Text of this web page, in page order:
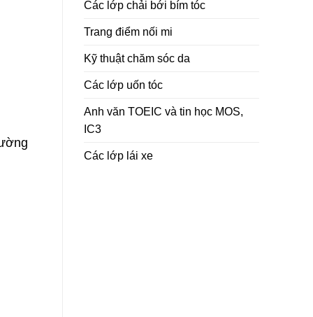
Các lớp chải bới bím tóc
Trang điểm nối mi
Kỹ thuật chăm sóc da
Các lớp uốn tóc
Anh văn TOEIC và tin học MOS,
IC3
Các lớp lái xe